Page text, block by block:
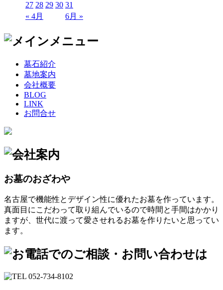
« 4月 6月 »
27 28 29 30 31
墓石紹介
墓地案内
会社概要
BLOG
LINK
お問合せ
お墓のおざわや
名古屋で機能性とデザイン性に優れたお墓を作っています。
真面目にこだわって取り組んでいるので時間と手間はかかり
ますが、世代に渡って愛させれるお墓を作りたいと思ってい
ます。